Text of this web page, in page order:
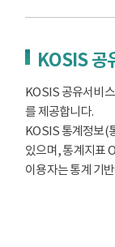
KOSIS 공
KOSIS 공유서비
를 제공합니다.
KOSIS 통계정보(
있으며, 통계지표
이용자는 통계 기